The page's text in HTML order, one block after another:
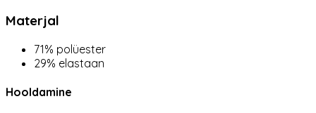
Materjal
71% polüester
29% elastaan
Hooldamine